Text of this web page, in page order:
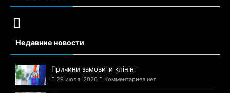
Недавние новости
Причини замовити клінінг
29 июля, 2026 Комментариев нет